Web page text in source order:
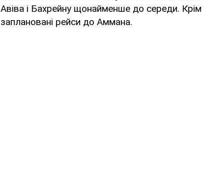
Авіва і Бахрейну щонайменше до середи. Крім
заплановані рейси до Аммана.